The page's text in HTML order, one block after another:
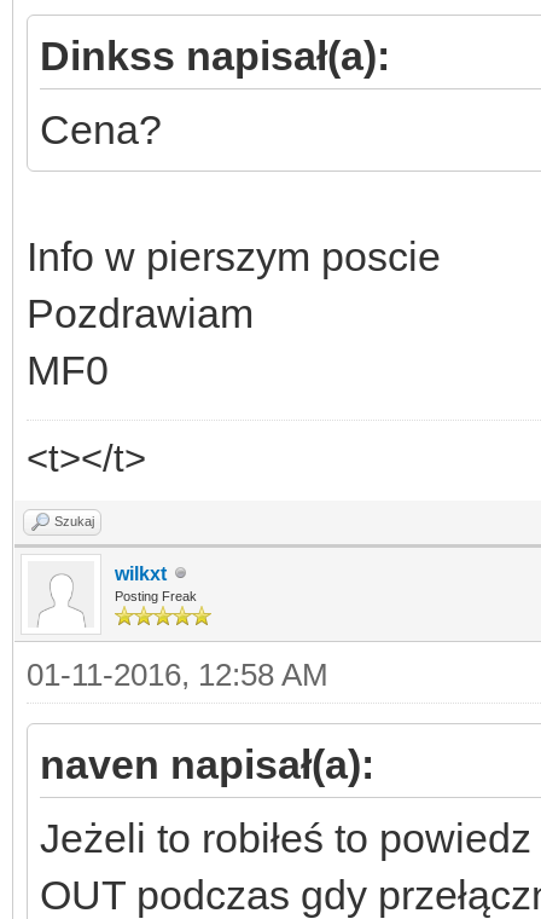
Dinkss napisał(a):
Cena?
Info w pierszym poscie
Pozdrawiam
MF0
<t></t>
Szukaj
wilkxt
Posting Freak
01-11-2016, 12:58 AM
naven napisał(a):
Jeżeli to robiłeś to
OUT podczas gdy